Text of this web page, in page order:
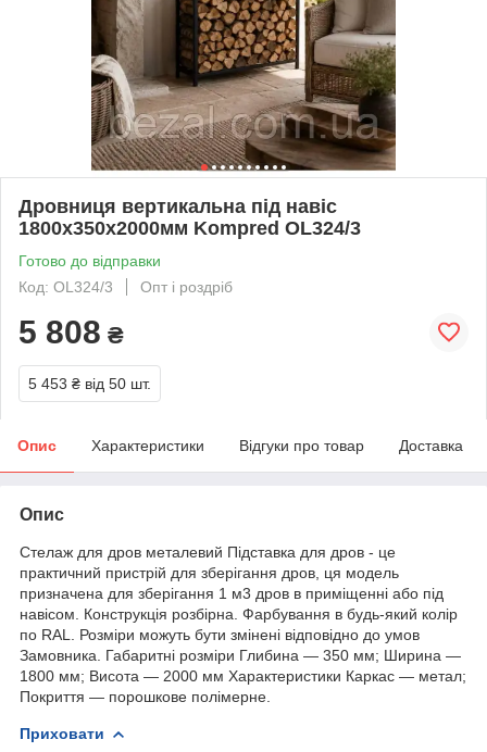
Дровниця вертикальна під навіс
1800х350х2000мм Kompred OL324/3
Готово до відправки
Код: OL324/3
Опт і роздріб
5 808 ₴
5 453 ₴ від 50 шт.
Опис Характеристики Відгуки про товар Доставка
Опис
Стелаж для дров металевий Підставка для дров - це
практичний пристрій для зберігання дров, ця модель
призначена для зберігання 1 м3 дров в приміщенні або під
навісом. Конструкція розбірна. Фарбування в будь-який колір
по RAL. Розміри можуть бути змінені відповідно до умов
Замовника. Габаритні розміри Глибина — 350 мм; Ширина —
1800 мм; Висота — 2000 мм Характеристики Каркас — метал;
Покриття — порошкове полімерне.
Приховати